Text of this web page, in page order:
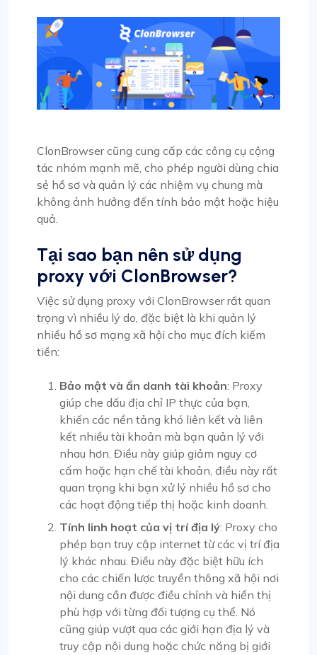
ClonBrowser cũng cung cấp các công cụ cộng
tác nhóm mạnh mẽ, cho phép người dùng chia
sẻ hồ sơ và quản lý các nhiệm vụ chung mà
không ảnh hưởng đến tính bảo mật hoặc hiệu
quả.
Tại sao bạn nên sử dụng
proxy với ClonBrowser?
Việc sử dụng proxy với ClonBrowser rất quan
trọng vì nhiều lý do, đặc biệt là khi quản lý
nhiều hồ sơ mạng xã hội cho mục đích kiếm
tiền:
Bảo mật và ẩn danh tài khoản: Proxy
giúp che dấu địa chỉ IP thực của bạn,
khiến các nền tảng khó liên kết và liên
kết nhiều tài khoản mà bạn quản lý với
nhau hơn. Điều này giúp giảm nguy cơ
cấm hoặc hạn chế tài khoản, điều này rất
quan trọng khi bạn xử lý nhiều hồ sơ cho
các hoạt động tiếp thị hoặc kinh doanh.
Tính linh hoạt của vị trí địa lý: Proxy cho
phép bạn truy cập internet từ các vị trí địa
lý khác nhau. Điều này đặc biệt hữu ích
cho các chiến lược truyền thông xã hội nơi
nội dung cần được điều chỉnh và hiển thị
phù hợp với từng đối tượng cụ thể. Nó
cũng giúp vượt qua các giới hạn địa lý và
truy cập nội dung hoặc chức năng bị giới